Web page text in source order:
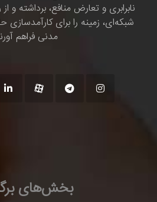
نابرابری و تعارض منافع، برداشته
شبکه‌ای، زمینه را برای
مدنی فراهم
بخش‌های